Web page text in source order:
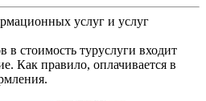
услуг и услуг
в стоимость туруслуги входит
Как правило, оплачивается в